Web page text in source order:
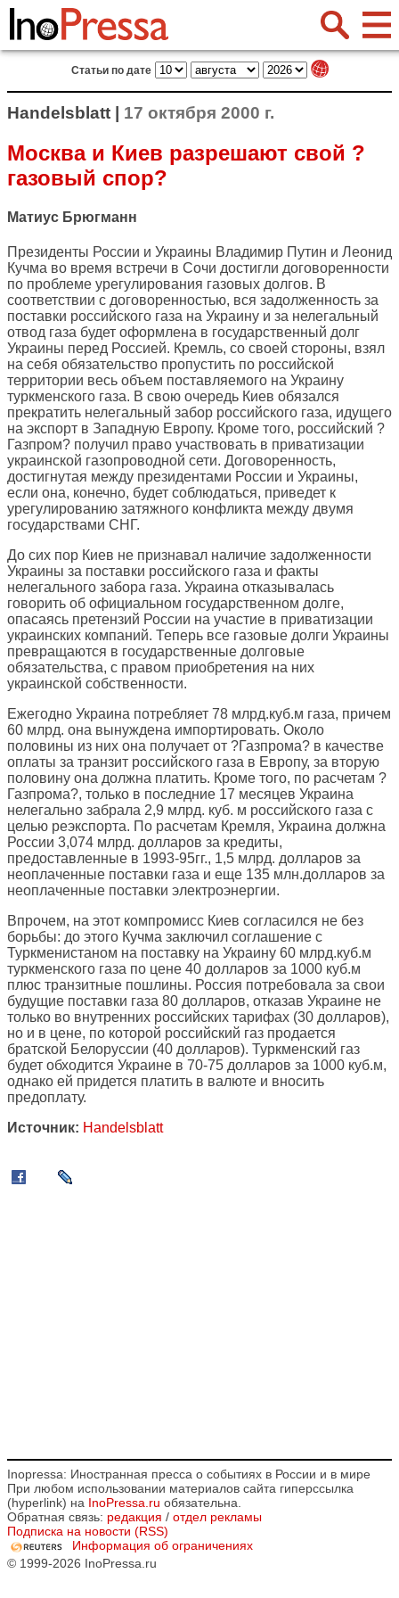
Статьи по дате
Handelsblatt | 17 октября 2000 г.
Москва и Киев разрешают свой ?
газовый спор?
Матиус Брюгманн
Президенты России и Украины Владимир Путин и Леонид
Кучма во время встречи в Сочи достигли договоренности
по проблеме урегулирования газовых долгов. В
соответствии с договоренностью, вся задолженность за
поставки российского газа на Украину и за нелегальный
отвод газа будет оформлена в государственный долг
Украины перед Россией. Кремль, со своей стороны, взял
на себя обязательство пропустить по российской
территории весь объем поставляемого на Украину
туркменского газа. В свою очередь Киев обязался
прекратить нелегальный забор российского газа, идущего
на экспорт в Западную Европу. Кроме того, российский ?
Газпром? получил право участвовать в приватизации
украинской газопроводной сети. Договоренность,
достигнутая между президентами России и Украины,
если она, конечно, будет соблюдаться, приведет к
урегулированию затяжного конфликта между двумя
государствами СНГ.
До сих пор Киев не признавал наличие задолженности
Украины за поставки российского газа и факты
нелегального забора газа. Украина отказывалась
говорить об официальном государственном долге,
опасаясь претензий России на участие в приватизации
украинских компаний. Теперь все газовые долги Украины
превращаются в государственные долговые
обязательства, с правом приобретения на них
украинской собственности.
Ежегодно Украина потребляет 78 млрд.куб.м газа, причем
60 млрд. она вынуждена импортировать. Около
половины из них она получает от ?Газпрома? в качестве
оплаты за транзит российского газа в Европу, за вторую
половину она должна платить. Кроме того, по расчетам ?
Газпрома?, только в последние 17 месяцев Украина
нелегально забрала 2,9 млрд. куб. м российского газа с
целью реэкспорта. По расчетам Кремля, Украина должна
России 3,074 млрд. долларов за кредиты,
предоставленные в 1993-95гг., 1,5 млрд. долларов за
неоплаченные поставки газа и еще 135 млн.долларов за
неоплаченные поставки электроэнергии.
Впрочем, на этот компромисс Киев согласился не без
борьбы: до этого Кучма заключил соглашение с
Туркменистаном на поставку на Украину 60 млрд.куб.м
туркменского газа по цене 40 долларов за 1000 куб.м
плюс транзитные пошлины. Россия потребовала за свои
будущие поставки газа 80 долларов, отказав Украине не
только во внутренних российских тарифах (30 долларов),
но и в цене, по которой российский газ продается
братской Белоруссии (40 долларов). Туркменский газ
будет обходится Украине в 70-75 долларов за 1000 куб.м,
однако ей придется платить в валюте и вносить
предоплату.
Источник: Handelsblatt
Inopressa: Иностранная пресса о событиях в России и в мире
При любом использовании материалов сайта гиперссылка
(hyperlink) на InoPressa.ru обязательна.
Обратная связь: редакция / отдел рекламы
Подписка на новости (RSS)
Информация об ограничениях
© 1999-2026 InoPressa.ru